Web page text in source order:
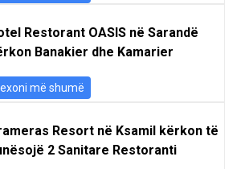
Restorant OASIS në Sarandë
Banakier dhe Kamarier
Lexoni më shumë
Resort në Ksamil kërkon të
2 Sanitare Restoranti